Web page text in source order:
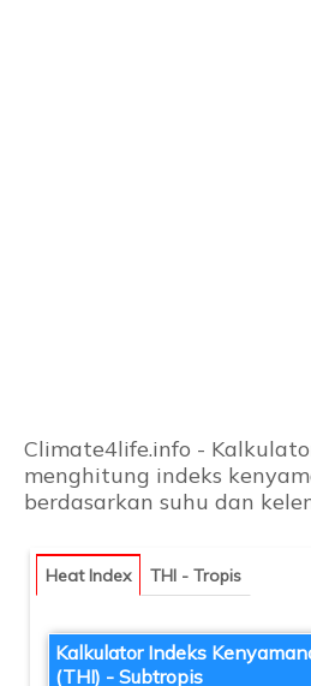
Climate4life.info -
menghitung indeks
berdasarkan suhu dan
Heat Index THI - Tropis